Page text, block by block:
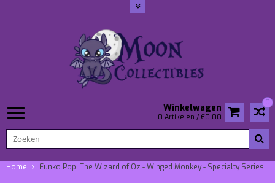
0
Winkelwagen
0 Artikelen / €0,00
Home Funko Pop! The Wizard of Oz - Winged Monkey - Specialty Series